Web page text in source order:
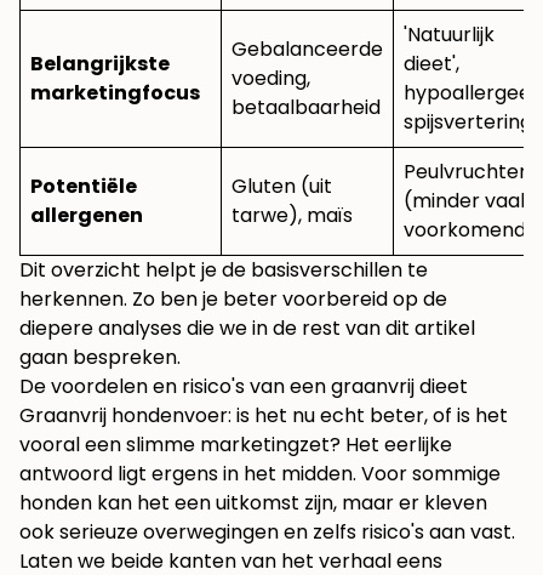
Belangrijkste
marketingfocus
Gebalanceerde
voeding,
betaalbaarheid
'Natuurlijk
dieet',
spijsvertering
Potentiële
allergenen
Gluten (uit
tarwe), maïs
Peulvruchten
(minder vaak
voorkomend)
Dit overzicht helpt je de basisverschillen te
herkennen. Zo ben je beter voorbereid op de
diepere analyses die we in de rest van dit artikel
gaan bespreken.
De voordelen en risico's van een graanvrij dieet
Graanvrij hondenvoer: is het nu echt beter, of is het
vooral een slimme marketingzet? Het eerlijke
antwoord ligt ergens in het midden. Voor sommige
honden kan het een uitkomst zijn, maar er kleven
ook serieuze overwegingen en zelfs risico's aan vast.
Laten we beide kanten van het verhaal eens